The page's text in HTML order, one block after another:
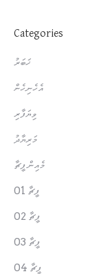
Categories
ޚަބަރު
އެހެނިހެން
ވިޔަފާރި
މަރިޔާދު
މެއިން ފީޗާ
ފީޗާ 01
ފީޗާ 02
ފީޗާ 03
ފީޗާ 04